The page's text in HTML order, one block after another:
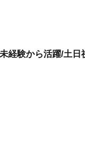
経験から活躍/土